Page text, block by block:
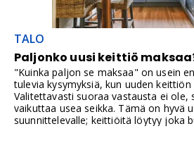
TALO
Paljonko uusi keittiö
"Kuinka paljon se maksaa" on usein
tulevia kysymyksiä, kun uuden
Valitettavasti suoraa vastausta ei ole,
vaikuttaa usea seikka. Tämä on hyvä
suunnittelevalle; keittiöitä löytyy joka